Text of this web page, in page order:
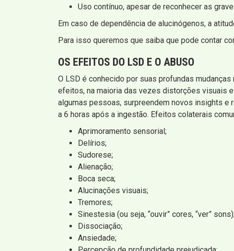
Uso contínuo, apesar de reconhecer as
Em caso de dependência de alucinógenos, a
Para isso queremos que saiba que pode contar
OS EFEITOS DO LSD E O ABUSO
O LSD é conhecido por suas profundas
efeitos, na maioria das vezes distorções visuais
algumas pessoas, surpreendem novos insights e
a 6 horas após a ingestão. Efeitos colaterais
Aprimoramento sensorial;
Delírios;
Sudorese;
Alienação;
Boca seca;
Alucinações visuais;
Tremores;
Sinestesia (ou seja, “ouvir” cores, “ver”
Dissociação;
Ansiedade;